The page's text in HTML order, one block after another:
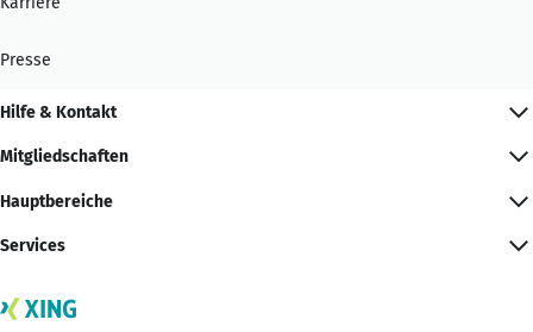
Presse
Hilfe & Kontakt
Mitgliedschaften
Hauptbereiche
Services